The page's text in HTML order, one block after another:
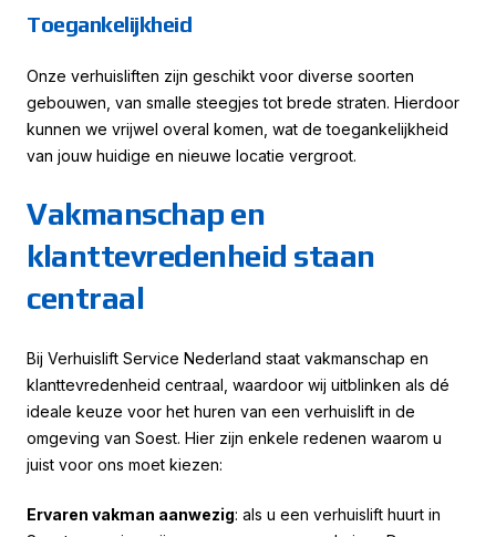
Toegankelijkheid
Onze verhuisliften zijn geschikt voor diverse soorten
gebouwen, van smalle steegjes tot brede straten. Hierdoor
kunnen we vrijwel overal komen, wat de toegankelijkheid
van jouw huidige en nieuwe locatie vergroot.
Vakmanschap en
klanttevredenheid staan
centraal
Bij Verhuislift Service Nederland staat vakmanschap en
klanttevredenheid centraal, waardoor wij uitblinken als dé
ideale keuze voor het huren van een verhuislift in de
omgeving van Soest. Hier zijn enkele redenen waarom u
juist voor ons moet kiezen:
Ervaren vakman aanwezig: als u een verhuislift huurt in